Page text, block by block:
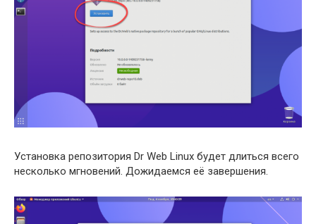
Установка репозитория Dr Web Linux будет длиться всего
несколько мгновений. Дожидаемся её завершения.